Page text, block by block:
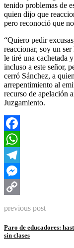
tenido problemas de
quien dijo que
pero reconoció que
“Quiero pedir
reaccionar, soy un
le tiré una cachetada
incluso a este señor,
cerró Sánchez, a
arrepentimiento al
recurso de apelación
Juzgamiento.
Facebook
WhatsApp
Telegram
Messenger
previous post
Paro de educadores:
sin clases